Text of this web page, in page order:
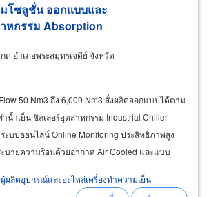
โซลูชั่น ออกแบบและ
หกรรม Absorption
อำเภอพระสมุทรเจดีย์ จังหวัด
50 Nm3 ถึง 6,000 Nm3 สั่งผลิตออกแบบได้ตาม
น้ำเย็น ชิลเลอร์อุตสาหกรรม Industrial Chiller
ะบบออนไลน์ Online Monitoring ประสิทธิภาพสูง
บายความร้อนด้วยอากาศ Air Cooled และแบบ
ผลิตอุปกรณ์และอะไหล่เครื่องทำความเย็น